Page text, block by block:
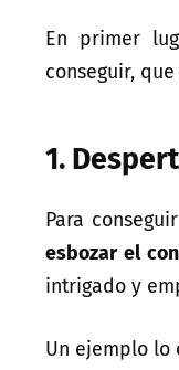
En primer
conseguir,
1.
Para
esbozar el
intrigado y
Un ejemplo lo